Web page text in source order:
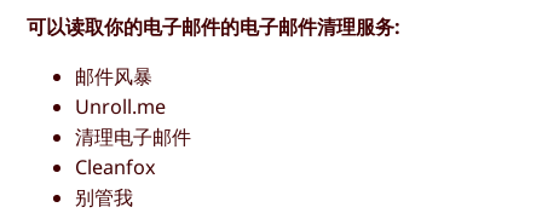
可以读取你的电子邮件的电子邮件清理服务:
邮件风暴
Unroll.me
清理电子邮件
Cleanfox
别管我